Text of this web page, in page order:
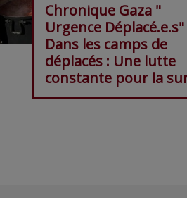
Chronique Gaza "
Urgence
Dans les camps de
déplacés : Une lutte
constante pour la